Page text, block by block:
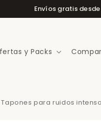
Envíos gratis
y Packs
para ruidos